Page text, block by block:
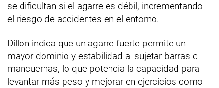
se dificultan si el agarre es débil, incrementando
el riesgo de accidentes en el entorno.
Dillon indica que un agarre fuerte permite un
mayor dominio y estabilidad al sujetar barras o
mancuernas, lo que potencia la capacidad para
levantar más peso y mejorar en ejercicios como